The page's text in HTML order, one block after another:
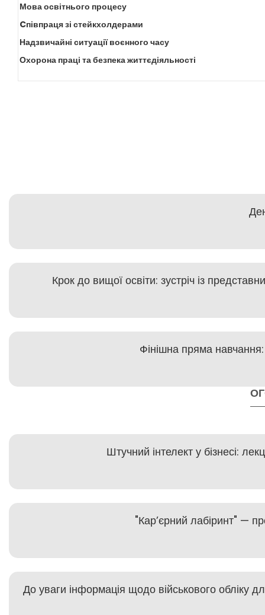
Мова освітнього процесу
Cпівпраця зі стейкхолдерами
Надзвичайні ситуації воєнного часу
Охорона праці та безпека життєдіяльності
Крок до вищої освіти: зустріч із
Фінішна пряма навчання:
Штучний інтелект у бізнесі:
"Кар’єрний лабіринт" —
До уваги інформація щодо військового обліку